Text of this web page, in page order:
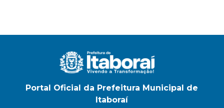
Portal Oficial da Prefeitura Municipal de
Itaboraí